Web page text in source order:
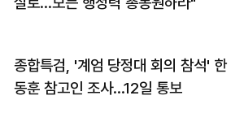
종합특검, '계엄 당정대 회의 참석' 한
동훈 참고인 조사...12일 통보